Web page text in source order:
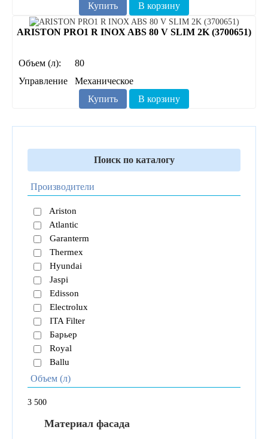
Купить
В корзину
ARISTON PRO1 R INOX ABS 80 V SLIM 2K (3700651)
Объем (л):
80
Управление
Механическое
Купить
В корзину
Поиск по каталогу
Производители
Ariston
Atlantic
Garanterm
Thermex
Hyundai
Jaspi
Edisson
Electrolux
ITA Filter
Барьер
Royal
Ballu
Объем (л)
3 500
Материал фасада